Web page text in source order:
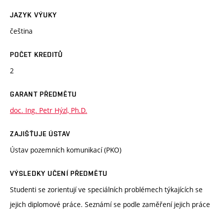
JAZYK VÝUKY
čeština
POČET KREDITŮ
2
GARANT PŘEDMĚTU
doc. Ing. Petr Hýzl, Ph.D.
ZAJIŠŤUJE ÚSTAV
Ústav pozemních komunikací (PKO)
VÝSLEDKY UČENÍ PŘEDMĚTU
Studenti se zorientují ve speciálních problémech týkajících se
jejich diplomové práce. Seznámí se podle zaměření jejich práce